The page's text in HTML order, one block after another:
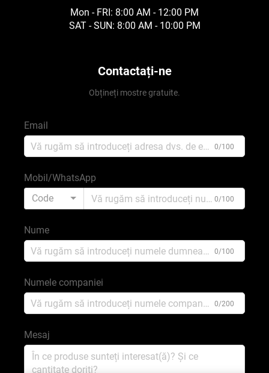
Mon - FRI: 8:00 AM - 12:00 PM
SAT - SUN: 8:00 AM - 10:00 PM
Contactați-ne
Obțineți mostre gratuite.
Email
0/100
Mobil/WhatsApp
Code
0/100
Nume
0/100
Numele companiei
0/200
Mesaj